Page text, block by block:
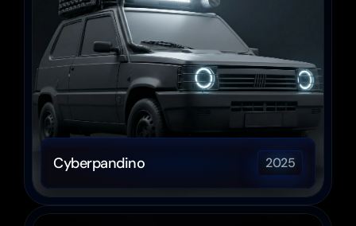
Cyberpandino 2025
User Experience, Innovation